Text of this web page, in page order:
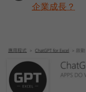
企業成長？